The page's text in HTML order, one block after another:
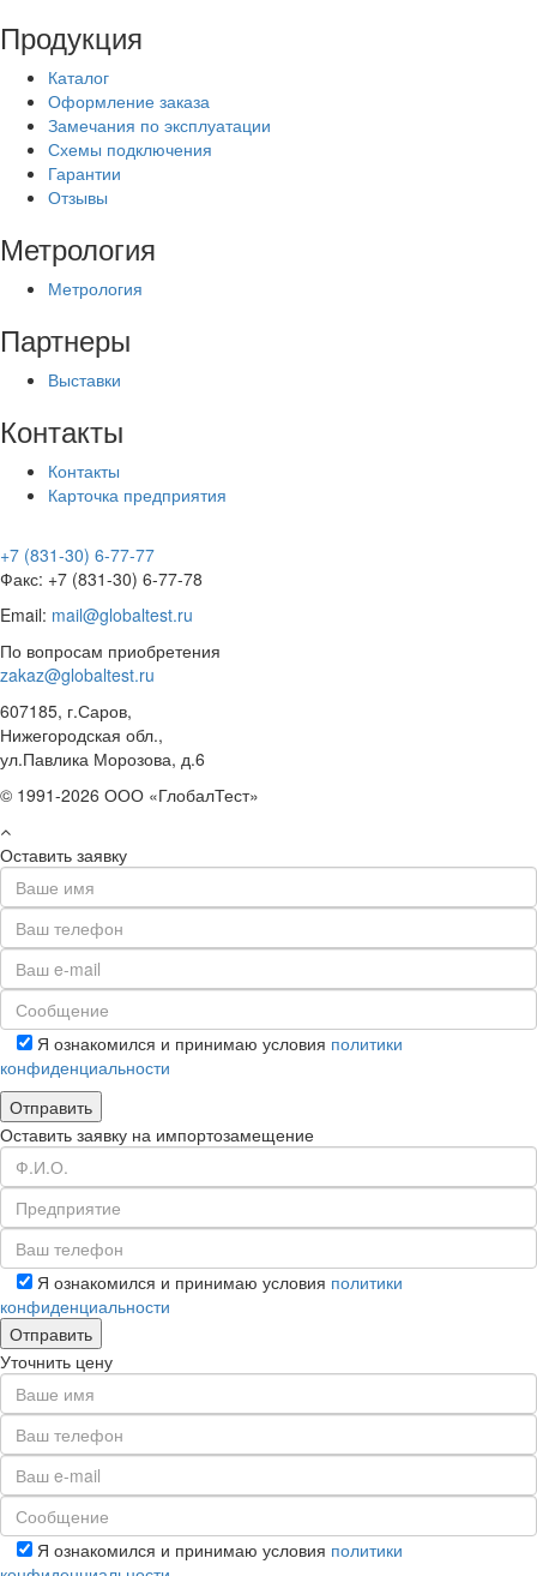
Продукция
Каталог
Оформление заказа
Замечания по эксплуатации
Схемы подключения
Гарантии
Отзывы
Метрология
Метрология
Партнеры
Выставки
Контакты
Контакты
Карточка предприятия
+7 (831-30) 6-77-77
Факс: +7 (831-30) 6-77-78
Email: mail@globaltest.ru
По вопросам приобретения
zakaz@globaltest.ru
607185, г.Саров,
Нижегородская обл.,
ул.Павлика Морозова, д.6
© 1991-2026 ООО «ГлобалТест»
Оставить заявку
Я ознакомился и принимаю условия политики
конфиденциальности
Оставить заявку на импортозамещение
Я ознакомился и принимаю условия политики
конфиденциальности
Уточнить цену
Я ознакомился и принимаю условия политики